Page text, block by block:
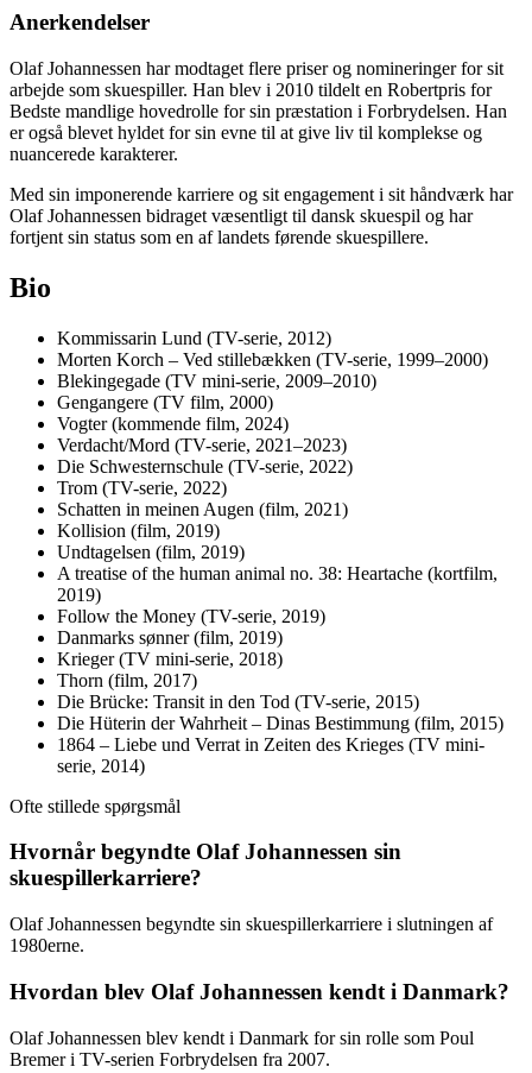
Anerkendelser
Olaf Johannessen har modtaget flere priser og nomineringer for sit
arbejde som skuespiller. Han blev i 2010 tildelt en Robertpris for
Bedste mandlige hovedrolle for sin præstation i Forbrydelsen. Han
er også blevet hyldet for sin evne til at give liv til komplekse og
nuancerede karakterer.
Med sin imponerende karriere og sit engagement i sit håndværk har
Olaf Johannessen bidraget væsentligt til dansk skuespil og har
fortjent sin status som en af landets førende skuespillere.
Bio
Kommissarin Lund (TV-serie, 2012)
Morten Korch – Ved stillebækken (TV-serie, 1999–2000)
Blekingegade (TV mini-serie, 2009–2010)
Gengangere (TV film, 2000)
Vogter (kommende film, 2024)
Verdacht/Mord (TV-serie, 2021–2023)
Die Schwesternschule (TV-serie, 2022)
Trom (TV-serie, 2022)
Schatten in meinen Augen (film, 2021)
Kollision (film, 2019)
Undtagelsen (film, 2019)
A treatise of the human animal no. 38: Heartache (kortfilm,
2019)
Follow the Money (TV-serie, 2019)
Danmarks sønner (film, 2019)
Krieger (TV mini-serie, 2018)
Thorn (film, 2017)
Die Brücke: Transit in den Tod (TV-serie, 2015)
Die Hüterin der Wahrheit – Dinas Bestimmung (film, 2015)
1864 – Liebe und Verrat in Zeiten des Krieges (TV mini-
serie, 2014)
Ofte stillede spørgsmål
Hvornår begyndte Olaf Johannessen sin
skuespillerkarriere?
Olaf Johannessen begyndte sin skuespillerkarriere i slutningen af
1980erne.
Hvordan blev Olaf Johannessen kendt i Danmark?
Olaf Johannessen blev kendt i Danmark for sin rolle som Poul
Bremer i TV-serien Forbrydelsen fra 2007.